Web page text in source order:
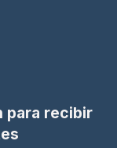
para recibir